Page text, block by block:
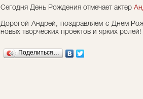
Сегодня День Рождения отмечает актер
Дорогой Андрей, поздравляем с Днем
новых творческих проектов и ярких ролей!
Поделиться…